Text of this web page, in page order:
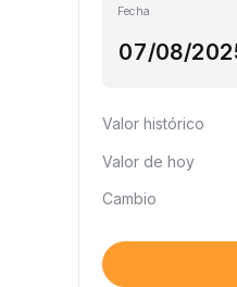
Fecha
Valor histórico
Valor de hoy
Cambio